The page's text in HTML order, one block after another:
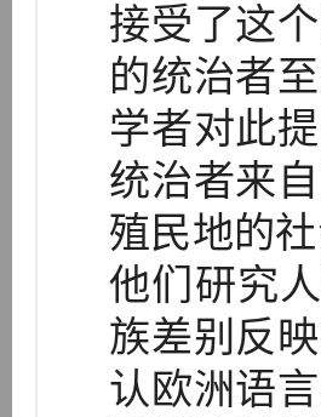
接受了这
的统治者
学者对此
统治者来
殖民地的
他们研究
族差别反
认欧洲语